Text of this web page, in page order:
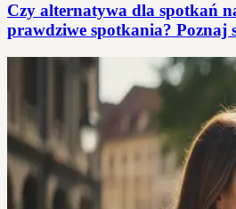
Czy alternatywa dla spotkań
prawdziwe spotkania? Poznaj